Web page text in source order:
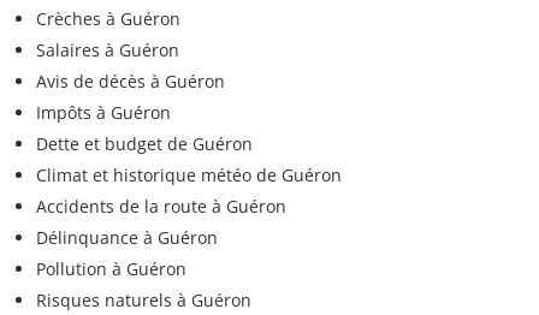
Crèches à Guéron
Salaires à Guéron
Avis de décès à Guéron
Impôts à Guéron
Dette et budget de Guéron
Climat et historique météo de Guéron
Accidents de la route à Guéron
Délinquance à Guéron
Pollution à Guéron
Risques naturels à Guéron